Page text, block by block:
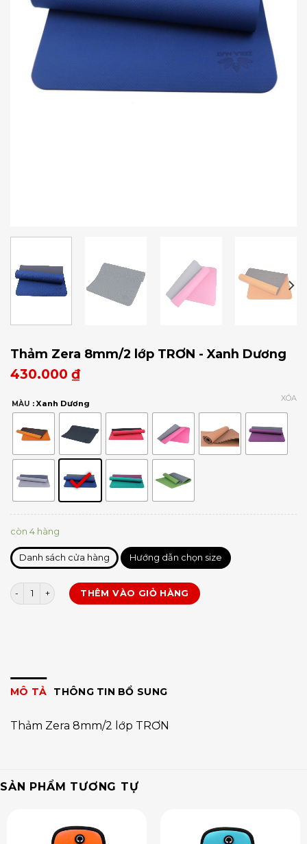
Thảm Zera 8mm/2 lớp TRƠN - Xanh Dương
430.000 ₫
MÀU : Xanh Dương
XÓA
còn 4 hàng
Danh sách cửa hàng Hướng dẫn chọn size
Thảm Zera 8mm/2 lớp TRƠN số lượng
THÊM VÀO GIỎ HÀNG
MÔ TẢ THÔNG TIN BỔ SUNG
Thảm Zera 8mm/2 lớp TRƠN
SẢN PHẨM TƯƠNG TỰ